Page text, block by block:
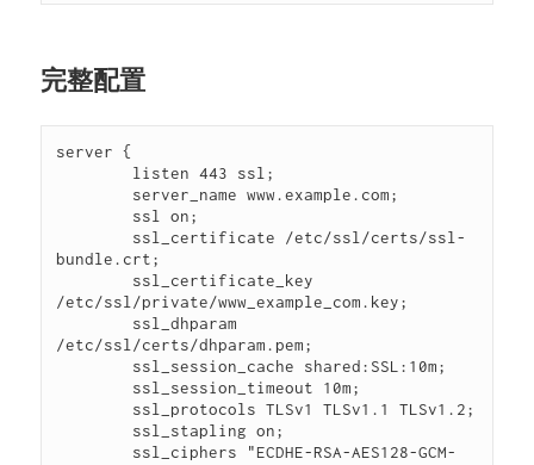
完整配置
server {
bundle.crt;
/etc/ssl/private/www_example_com.key;
/etc/ssl/certs/dhparam.pem;